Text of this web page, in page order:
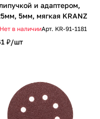
и адаптером,
5мм, мягкая KRANZ
Нет в наличииАрт. KR-91-1181
₽/шт